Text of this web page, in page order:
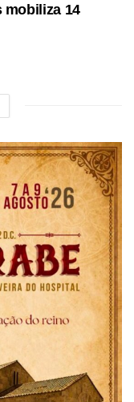
mobiliza 14